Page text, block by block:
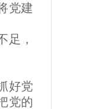
党建
足，
好党
党的